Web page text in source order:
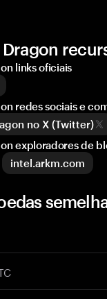
Dragon
links oficiais
redes sociais e
no X (Twitter)
exploradores de
intel.arkm.com